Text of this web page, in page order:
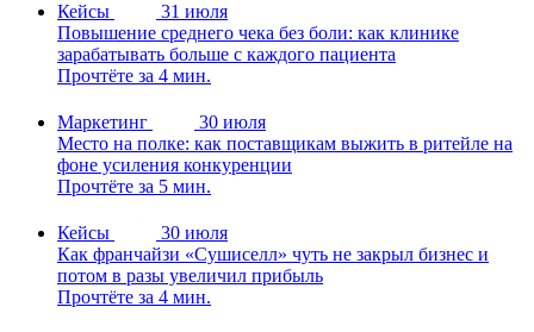
Кейсы
31 июля
Повышение среднего чека без боли: как клинике
зарабатывать больше с каждого пациента
Прочтёте за 4 мин.
Маркетинг
30 июля
Место на полке: как поставщикам выжить в ритейле на
фоне усиления конкуренции
Прочтёте за 5 мин.
Кейсы
30 июля
Как франчайзи «Сушиселл» чуть не закрыл бизнес и
потом в разы увеличил прибыль
Прочтёте за 4 мин.